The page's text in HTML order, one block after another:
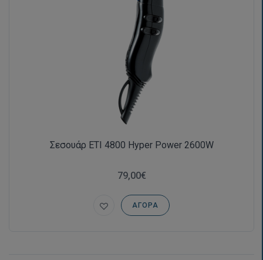
Σεσουάρ ETI 4800 Hyper Power 2600W
79,00€
ΑΓΟΡΆ